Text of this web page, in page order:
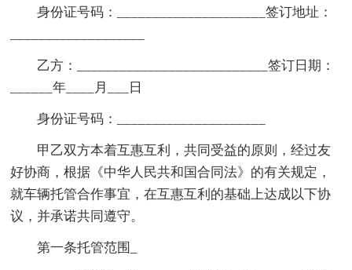
身份证号码：_____________________签订地址：
乙方：___________________________签订日期：
______年____月___日
身份证号码：_____________________
甲乙双方本着互惠互利，共同受益的原则，经过友
好协商，根据《中华人民共和国合同法》的有关规定，
就车辆托管合作事宜，在互惠互利的基础上达成以下协
议，并承诺共同遵守。
第一条托管范围_